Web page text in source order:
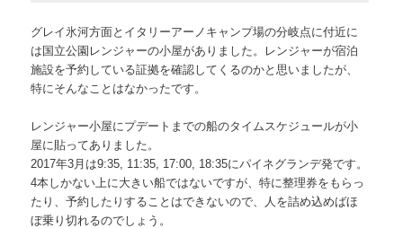
グレイ氷河方面とイタリーアーノキャンプ場の分岐点に付近に
は国立公園レンジャーの小屋がありました。レンジャーが宿泊
施設を予約している証拠を確認してくるのかと思いましたが、
特にそんなことはなかったです。
レンジャー小屋にプデートまでの船のタイムスケジュールが小
屋に貼ってありました。
2017年3月は9:35, 11:35, 17:00, 18:35にパイネグランデ発です。
4本しかない上に大きい船ではないですが、特に整理券をもらっ
たり、予約したりすることはできないので、人を詰め込めばほ
ぼ乗り切れるのでしょう。